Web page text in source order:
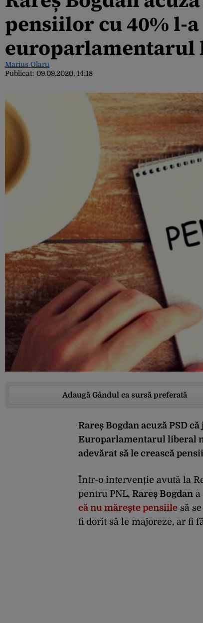
pensiilor cu 40% l-
europarlamentarul
Marius Olaru
Publicat: 09.09.2020, 14:18
Adaugă Gândul ca sursă preferată
Rareș Bogdan acuză PSD
Europarlamentarul liberal
adevărat să le crească
Într-o intervenție avută la
pentru PNL, Rareș Bogdan a
că nu măreşte pensiile să
fi dorit să le majoreze, ar fi